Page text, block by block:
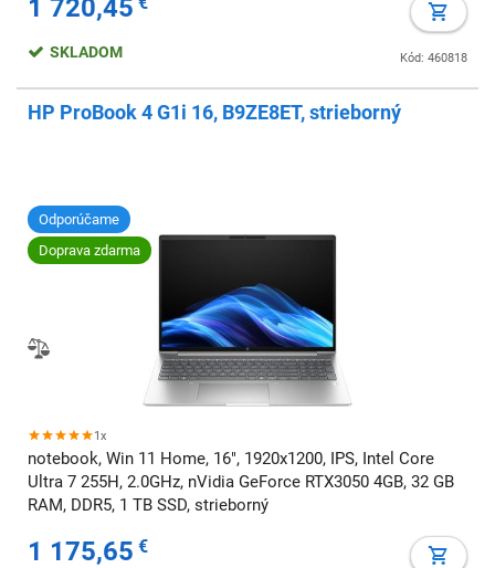
1 720,45
Kód: 460818
SKLADOM
HP ProBook 4 G1i 16, B9ZE8ET, strieborný
Odporúčame
Doprava zdarma
1x
notebook, Win 11 Home, 16", 1920x1200, IPS, Intel Core
Ultra 7 255H, 2.0GHz, nVidia GeForce RTX3050 4GB, 32 GB
RAM, DDR5, 1 TB SSD, strieborný
1 175,65 €